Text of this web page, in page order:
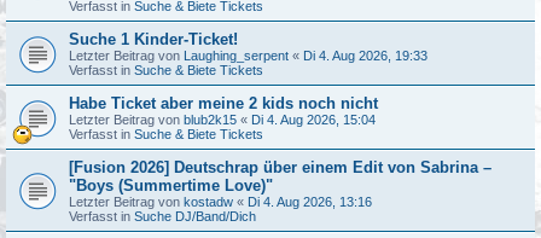
Verfasst in Suche & Biete Tickets
Suche 1 Kinder-Ticket!
Letzter Beitrag von Laughing_serpent « Di 4. Aug 2026, 19:33
Verfasst in Suche & Biete Tickets
Habe Ticket aber meine 2 kids noch nicht
Letzter Beitrag von blub2k15 « Di 4. Aug 2026, 15:04
Verfasst in Suche & Biete Tickets
[Fusion 2026] Deutschrap über einem Edit von Sabrina –
"Boys (Summertime Love)"
Letzter Beitrag von kostadw « Di 4. Aug 2026, 13:16
Verfasst in Suche DJ/Band/Dich